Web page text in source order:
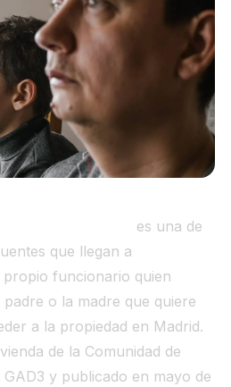
es una de
que llegan a
funcionario quien
o la madre que quiere
a la propiedad en Madrid.
de la Comunidad de
y publicado en mayo de